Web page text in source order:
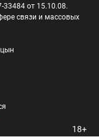
от 15.10.08.
связи и массовых
18+